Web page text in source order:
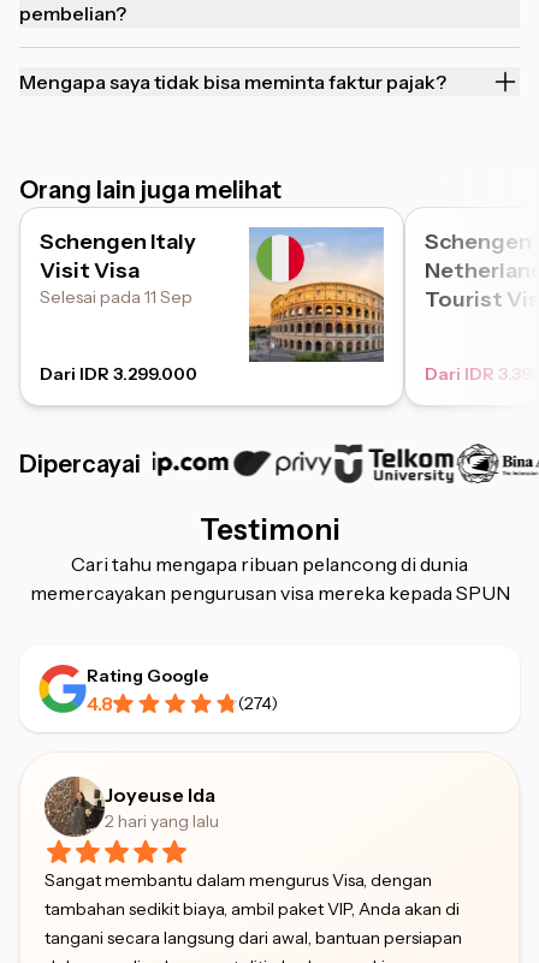
pembelian?
Mengapa saya tidak bisa meminta faktur pajak?
Orang lain juga melihat
Schengen Italy
Visit Visa
Selesai pada 11 Sep
Dari IDR 3.299.000
Schengen
Tourist
Dari IDR
Dipercayai
Testimoni
Cari tahu mengapa ribuan pelancong di dunia
memercayakan pengurusan visa mereka kepada SPUN
Rating Google
4.8 (274)
Joyeuse Ida
2 hari yang lalu
Sangat membantu dalam mengurus Visa, dengan
tambahan sedikit biaya, ambil paket VIP, Anda akan di
tangani secara langsung dari awal, bantuan persiapan